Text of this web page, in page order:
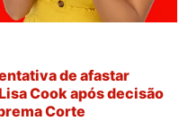
de afastar
Cook após decisão
Corte